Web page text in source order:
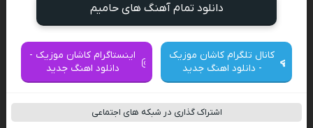
دانلود تمام آهنگ های حامیم
کانال تلگرام کاشان موزیک
- دانلود اهنگ جدید
اینستاگرام کاشان موزیک -
دانلود اهنگ جدید
اشتراک گذاری در شبکه های اجتماعی